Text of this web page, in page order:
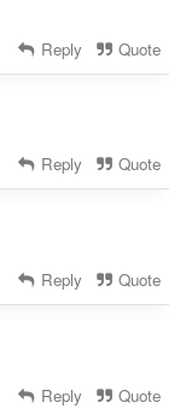
Reply Quote
Reply Quote
Reply Quote
Reply Quote